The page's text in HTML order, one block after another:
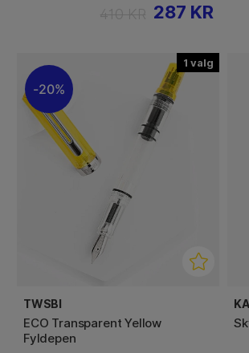
287 KR
1
20%
TWSBI
ECO Transparent Yellow
Fyldepen